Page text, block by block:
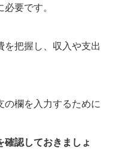
要です。
を把握し、収入や支出
の欄を入力するために
確認しておきましょ